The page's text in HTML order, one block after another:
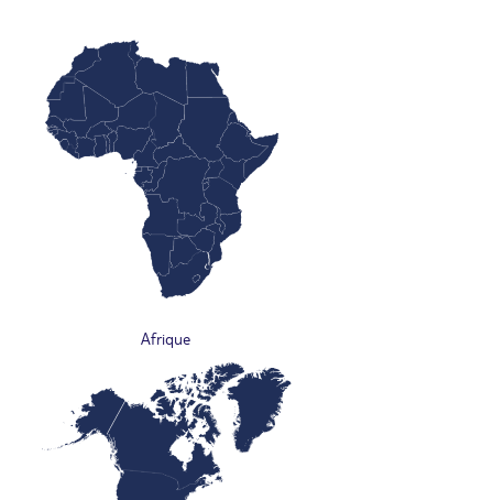
Afrique